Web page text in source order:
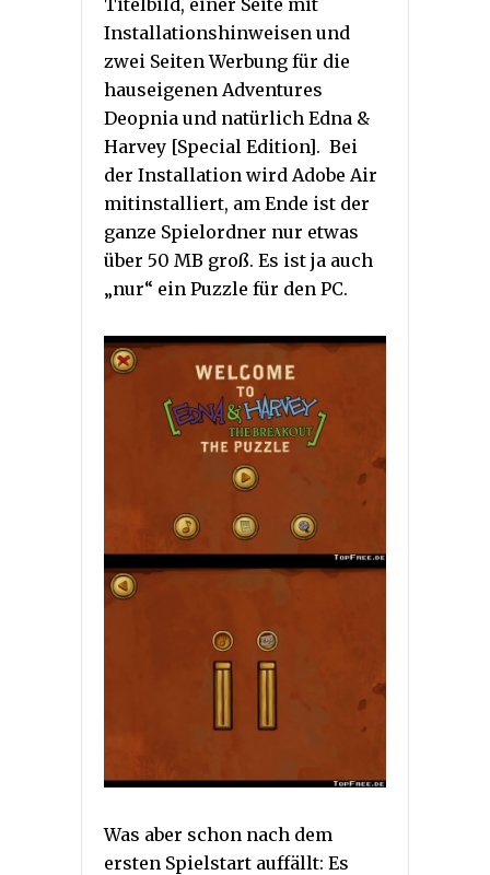
Installationshinweisen und
zwei Seiten Werbung für die
hauseigenen Adventures
Deopnia und natürlich Edna &
Harvey [Special Edition]. Bei
der Installation wird Adobe Air
mitinstalliert, am Ende ist der
ganze Spielordner nur etwas
über 50 MB groß. Es ist ja auch
„nur“ ein Puzzle für den PC.
Was aber schon nach dem
ersten Spielstart auffällt: Es